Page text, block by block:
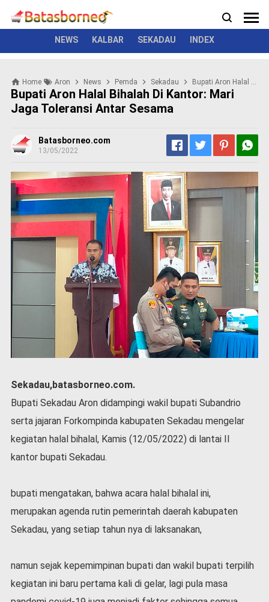
N
e
s
o
l
i
k
r
i
m
i
a
P
i
h
S
e
e
m
i
a
a
r
NEWS KALBAR SEKADAU INDEX
News Kriminal Seremonial
Home Aron News Pemda Sekadau Bupati Aron Halal Bihalah Di kantor: Mari jaga toleransi antar sesama
Bupati Aron Halal Bihalah Di Kantor: Mari
Jaga Toleransi Antar Sesama
Batasborneo.com
13/05/2022
Sekadau,batasborneo.com.
Bupati Sekadau Aron didampingi wakil bupati Subandrio
serta jajaran Forkompinda kabupaten Sekadau mengelar
kegiatan halal bihalal, Kamis (12/05/2022) di lantai II
kantor bupati Sekadau.
bupati mengatakan, bahwa acara halal bihalal ini,
merupakan agenda rutin pemerintah daerah kabupaten
Sekadau, yang setiap tahun nya di laksanakan,
namun sejak kepemimpinan bupati dan wakil bupati terpilih
kegiatan ini baru pertama kali di gelar, lagi pula masa